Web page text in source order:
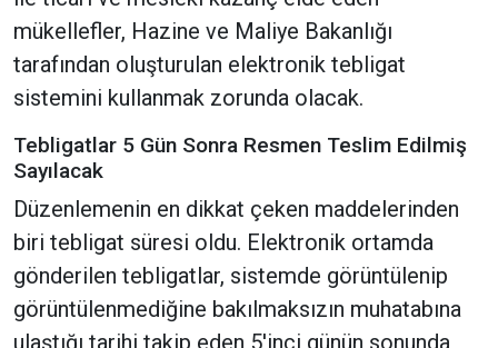
mükellefler, Hazine ve Maliye Bakanlığı
tarafından oluşturulan elektronik tebligat
sistemini kullanmak zorunda olacak.
Tebligatlar 5 Gün Sonra Resmen Teslim Edilmiş
Sayılacak
Düzenlemenin en dikkat çeken maddelerinden
biri tebligat süresi oldu. Elektronik ortamda
gönderilen tebligatlar, sistemde görüntülenip
görüntülenmediğine bakılmaksızın muhatabına